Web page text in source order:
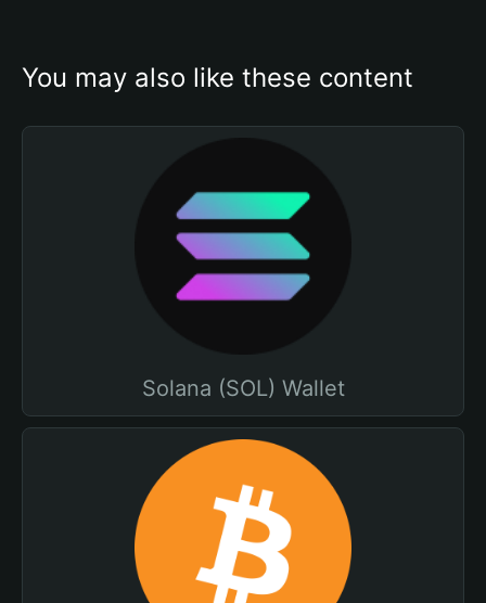
You may also like these content
Solana (SOL) Wallet